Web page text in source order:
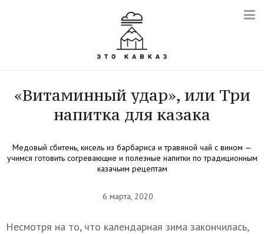
«Витаминный удар», или Три
напитка для казака
Медовый сбитень, кисель из барбариса и травяной чай с вином —
учимся готовить согревающие и полезные напитки по традиционным
казачьим рецептам
6 марта, 2020
Несмотря на то, что календарная зима закончилась,